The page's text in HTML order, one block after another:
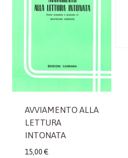
AVVIAMENTO ALLA
LETTURA
INTONATA
15,00 €